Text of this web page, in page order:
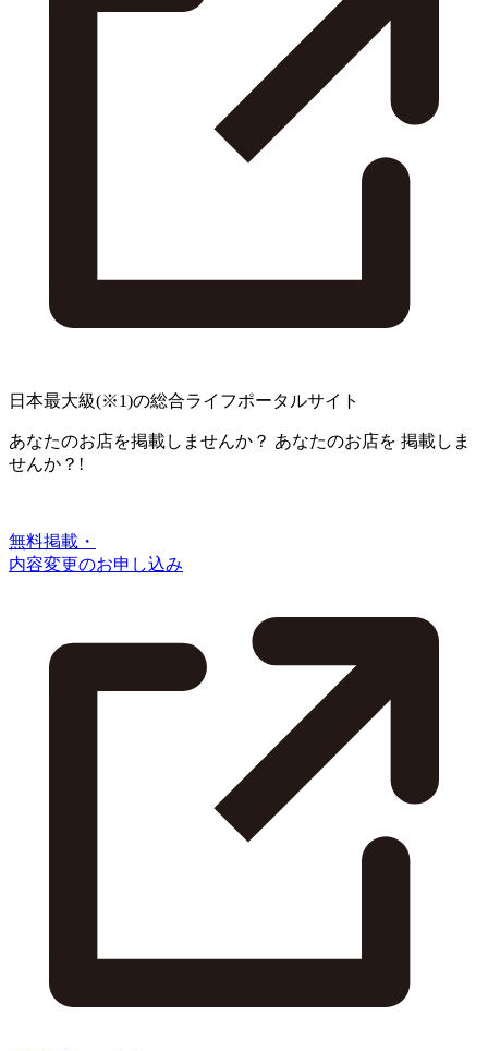
日本最大級(※1)の総合ライフポータルサイト
あなたのお店を掲載しませんか？ あなたのお店を 掲載しま
せんか？!
無料掲載・
内容変更のお申し込み